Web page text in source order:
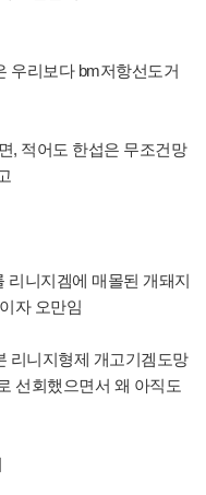
우리보다 bm저항선도거
, 적어도 한섭은 무조건망
리니지겜에 매몰된 개돼지
자 오만임
리니지형제 개고기겜도망
선회했으면서 왜 아직도